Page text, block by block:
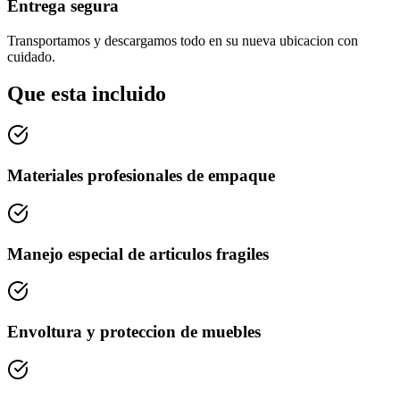
Entrega segura
Transportamos y descargamos todo en su nueva ubicacion con
cuidado.
Que esta incluido
Materiales profesionales de empaque
Manejo especial de articulos fragiles
Envoltura y proteccion de muebles